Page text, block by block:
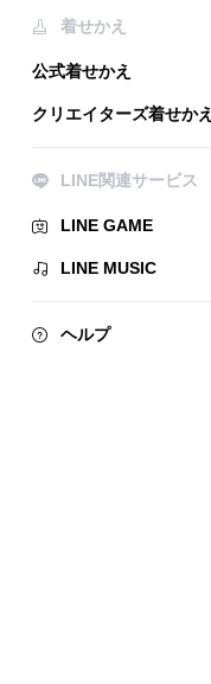
着せかえ
公式着せかえ
クリエイターズ着せかえ
LINE関連サービス
LINE GAME
LINE MUSIC
ヘルプ